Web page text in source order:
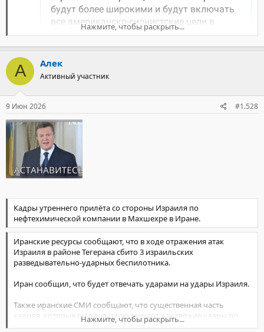
всегда, Соединённые Штаты и сионистский режим не
выполнили свои обязательства. Они продолжали свои
агрессии и преступления в Ливане, а также нарушали
прекращение огня путём неоднократных атак на иранские
побережья и суда в Ормузском проливе, Оманском море и
Индийском океане."
Нажмите, чтобы раскрыть...
А Алек
Активный участник
9 Июн 2026 #1.528
Кадры утреннего прилёта со стороны Израиля по
нефтехимической компании в Махшехре в Иране.
Иранские ресурсы сообщают, что в ходе отражения атак
Израиля в районе Тегерана сбито 3 израильских
разведывательно-ударных беспилотника.
Иран сообщил, что будет отвечать ударами на удары Израиля.
Также иранские СМИ сообщают, что существенная часть
кадров, которые сегодня циркулируют как свежие удары по
Ирану сняты либо летом 2025 года, либо в марте 2026 года.
Нажмите, чтобы раскрыть...